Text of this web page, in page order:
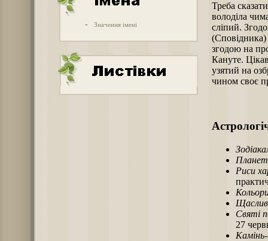
- Значення імені
Треба
володіла
сліпий.
(Сповідника)
згодою на
Кануте.
узятий на
чином своє
Риси
Святі
27